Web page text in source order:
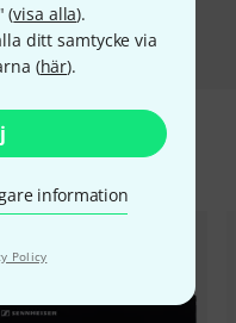
(visa alla).
ditt samtycke via
(här).
information
Policy
produkter